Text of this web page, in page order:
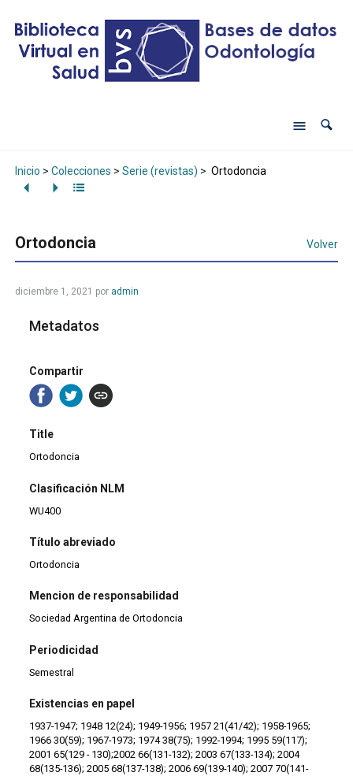
Inicio > Colecciones > Serie (revistas) > Ortodoncia
Ortodoncia Volver
diciembre 1, 2021 por admin
Metadatos
Compartir
Title
Ortodoncia
Clasificación NLM
WU400
Título abreviado
Ortodoncia
Mencion de responsabilidad
Sociedad Argentina de Ortodoncia
Periodicidad
Semestral
Existencias en papel
1937-1947; 1948 12(24); 1949-1956; 1957 21(41/42); 1958-1965;
1966 30(59); 1967-1973; 1974 38(75); 1992-1994; 1995 59(117);
2001 65(129 - 130);2002 66(131-132); 2003 67(133-134); 2004
68(135-136); 2005 68(137-138); 2006 69(139-140); 2007 70(141-